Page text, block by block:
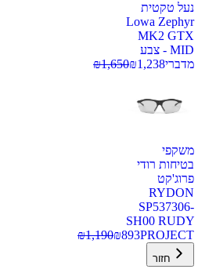
נעל טקטית
Lowa Zephyr
MK2 GTX
MID - צבע
מדברי
₪1,238
₪1,650
משקפי
בטיחות רודי
פרוג'קט
RYDON
SP537306-
SH00 RUDY
PROJECT
₪893
₪1,190
חזור